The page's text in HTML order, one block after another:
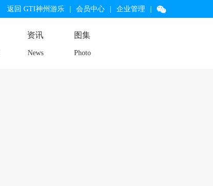
返回 GTI神州游乐 会员中心 企业管理
资讯
News
图集
Photo